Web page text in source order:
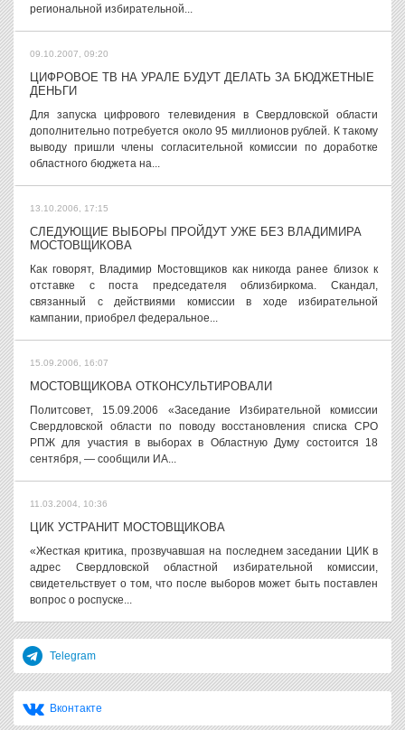
региональной избирательной...
09.10.2007, 09:20
ЦИФРОВОЕ ТВ НА УРАЛЕ БУДУТ ДЕЛАТЬ ЗА БЮДЖЕТНЫЕ
ДЕНЬГИ
Для запуска цифрового телевидения в Свердловской области
дополнительно потребуется около 95 миллионов рублей. К такому
выводу пришли члены согласительной комиссии по доработке
областного бюджета на...
13.10.2006, 17:15
СЛЕДУЮЩИЕ ВЫБОРЫ ПРОЙДУТ УЖЕ БЕЗ ВЛАДИМИРА
МОСТОВЩИКОВА
Как говорят, Владимир Мостовщиков как никогда ранее близок к
отставке с поста председателя облизбиркома. Скандал,
связанный с действиями комиссии в ходе избирательной
кампании, приобрел федеральное...
15.09.2006, 16:07
МОСТОВЩИКОВА ОТКОНСУЛЬТИРОВАЛИ
Политсовет, 15.09.2006 «Заседание Избирательной комиссии
Свердловской области по поводу восстановления списка СРО
РПЖ для участия в выборах в Областную Думу состоится 18
сентября, — сообщили ИА...
11.03.2004, 10:36
ЦИК УСТРАНИТ МОСТОВЩИКОВА
«Жесткая критика, прозвучавшая на последнем заседании ЦИК в
адрес Свердловской областной избирательной комиссии,
свидетельствует о том, что после выборов может быть поставлен
вопрос о роспуске...
Telegram
Вконтакте